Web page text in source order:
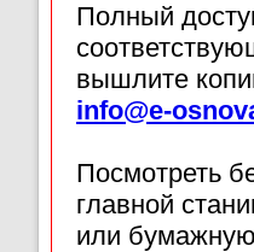
Полный
вышлите
info@e-
Посмотреть
главной
или